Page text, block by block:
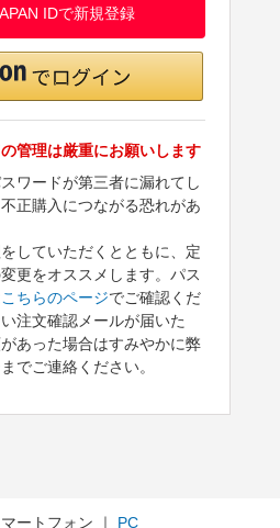
IDで新規登録
管理は厳重にお願いします
ワードが第三者に漏れてし
正購入につながる恐れがあ
していただくとともに、定
更をオススメします。パス
こちらのページでご確認くだ
注文確認メールが届いた
あった場合はすみやかに弊
でご連絡ください。
ートフォン ｜ PC